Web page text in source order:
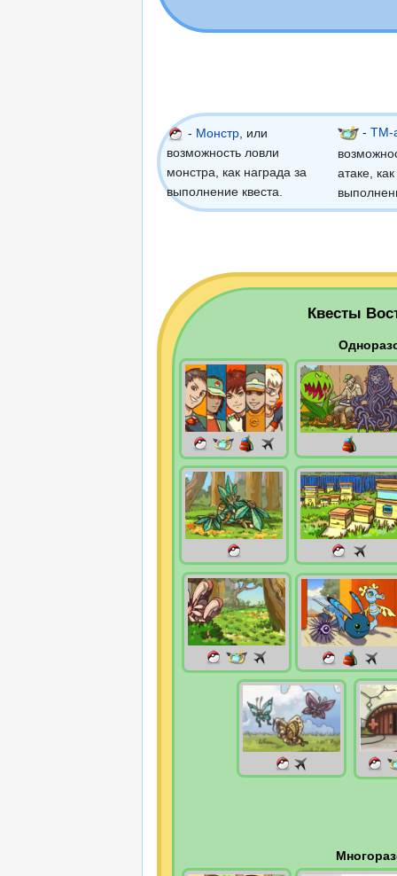
- Монстр , или
возможность ловли
монстра, как награда за
выполнение квеста.
- ТМ-
атаке,
Квесты